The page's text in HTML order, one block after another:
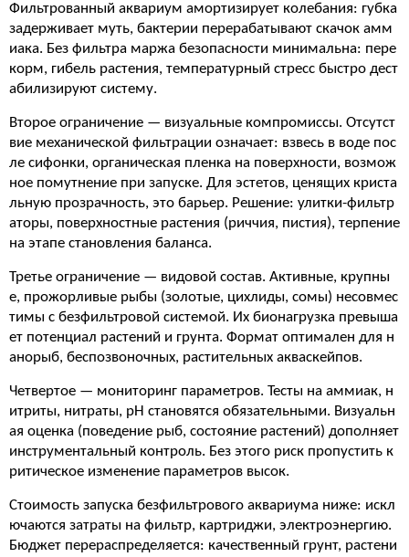
Фильтрованный аквариум амортизирует колебания: губка
задерживает муть, бактерии перерабатывают скачок амм
иака. Без фильтра маржа безопасности минимальна: пере
корм, гибель растения, температурный стресс быстро дест
абилизируют систему.
Второе ограничение — визуальные компромиссы. Отсутст
вие механической фильтрации означает: взвесь в воде пос
ле сифонки, органическая пленка на поверхности, возмож
ное помутнение при запуске. Для эстетов, ценящих криста
льную прозрачность, это барьер. Решение: улитки-фильтр
аторы, поверхностные растения (риччия, пистия), терпение
на этапе становления баланса.
Третье ограничение — видовой состав. Активные, крупны
е, прожорливые рыбы (золотые, цихлиды, сомы) несовмес
тимы с безфильтровой системой. Их бионагрузка превыша
ет потенциал растений и грунта. Формат оптимален для н
анорыб, беспозвоночных, растительных акваскейпов.
Четвертое — мониторинг параметров. Тесты на аммиак, н
итриты, нитраты, pH становятся обязательными. Визуальн
ая оценка (поведение рыб, состояние растений) дополняет
инструментальный контроль. Без этого риск пропустить к
ритическое изменение параметров высок.
Стоимость запуска безфильтрового аквариума ниже: искл
ючаются затраты на фильтр, картриджи, электроэнергию.
Бюджет перераспределяется: качественный грунт, растени